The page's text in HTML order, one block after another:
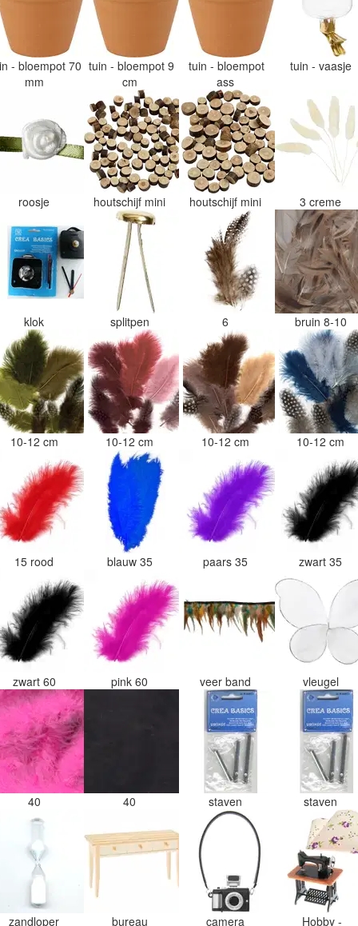
- bloempot 70
mm
tuin - bloempot 9
cm
tuin - bloempot
ass
tuin - vaasje
roosje houtschijf mini houtschijf mini 3 creme
klok splitpen 6 bruin 8-10
10-12 cm 10-12 cm 10-12 cm 10-12 cm
15 rood blauw 35 paars 35 zwart 35
zwart 60 pink 60 veer band vleugel
40 40 staven staven
zandloper bureau camera Hobby -